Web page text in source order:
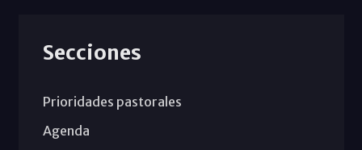
Secciones
Prioridades pastorales
Agenda